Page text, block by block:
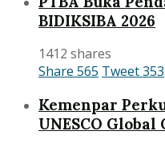
BIDIKSIBA 2026
1412 shares
Share 565 Tweet353
Kemenpar
UNESCO